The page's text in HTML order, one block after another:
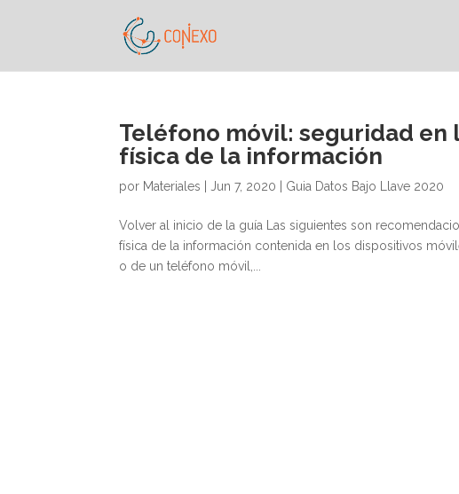
Teléfono móvil: seguridad en
física de la información
por Materiales Jun 7, 2020 Guia Datos Bajo Llave 2020
Volver al inicio de la guía Las siguientes son
física de la información contenida en los dispositivos
o de un teléfono móvil,...